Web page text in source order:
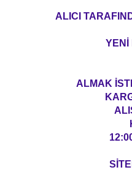
ALICI
YENİ
ALMAK